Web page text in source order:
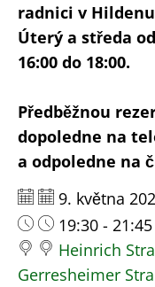
radnici v
Úterý a středa
16:00 do 18:00.
Předběžnou
dopoledne na
a odpoledne na
Datum:
9. května
Čas:
19:30 - 21:45
Heinrich
Gerresheimer